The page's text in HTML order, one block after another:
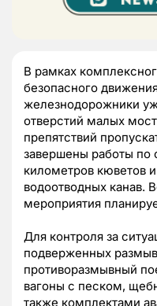
В рамках
безопасного
железнодорожники
отверстий малых
препятствий
завершены работы по
километров кюветов
водоотводных канав.
мероприятия
Для контроля за
подверженных
противоразмывный
вагоны с песком,
также комплектами